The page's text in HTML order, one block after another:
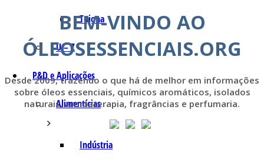
Tujona
U – Z
P&D e Aplicações
Alimentícias
Indústria
BEM-VINDO AO
ÓLEOSESSENCIAIS.ORG
Desde 2009, trazendo o que há de melhor em informações
sobre óleos essenciais, químicos aromáticos, isolados
naturais, aromaterapia, fragrâncias e perfumaria.